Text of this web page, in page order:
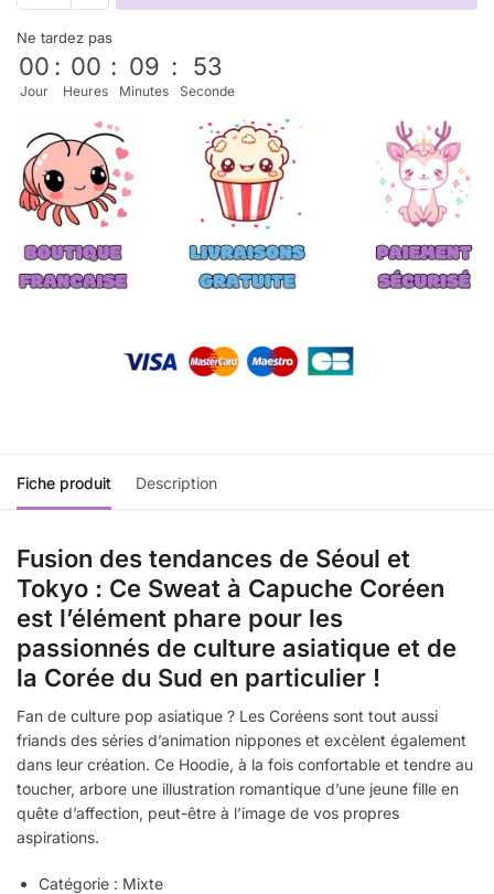
Ne tardez pas
00
Jour
: 00
Heures
: 09
Minutes
: 52
Seconde
Fiche produit Description
Fusion des tendances de Séoul et
Tokyo : Ce Sweat à Capuche Coréen
est l’élément phare pour les
passionnés de culture asiatique et de
la Corée du Sud en particulier !
Fan de culture pop asiatique ? Les Coréens sont tout aussi
friands des séries d’animation nippones et excèlent également
dans leur création. Ce Hoodie, à la fois confortable et tendre au
toucher, arbore une illustration romantique d’une jeune fille en
quête d’affection, peut-être à l’image de vos propres
aspirations.
Catégorie : Mixte